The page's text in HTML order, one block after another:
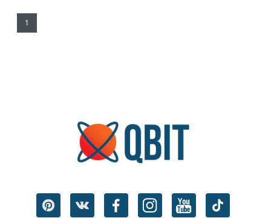
1